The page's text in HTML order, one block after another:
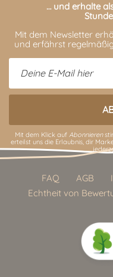
… und erhalte
Mit dem Newsletter
und erfährst
Mit dem Klick auf Abonnieren
erteilst uns die Erlaubnis, dir
FAQ AGB
Echtheit von